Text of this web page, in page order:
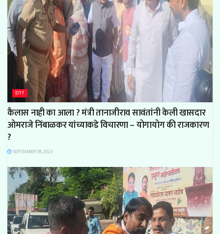
इतर
कैलास नाही का आला ? मंत्री तानाजीराव सावंतांनी केली खासदार
ओमराजे निंबाळकर यांच्याकडे विचारणा – योगायोग की राजकारण
?
SEPTEMBER 18, 2023